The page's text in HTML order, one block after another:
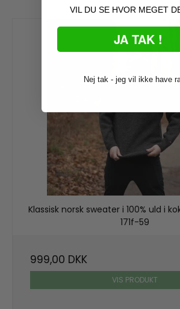
Klassisk norsk sweater i 100% uld i
171f-59
999,00 DKK
VIS PRODUKT
VIL DU SE HVOR MEGET
JA TAK !
Nej tak - jeg vil ikke have